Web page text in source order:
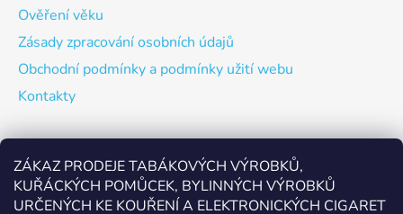
ZÁKAZ PRODEJE TABÁKOVÝCH VÝROBKŮ,
KUŘÁCKÝCH POMŮCEK, BYLINNÝCH VÝROBKŮ
URČENÝCH KE KOUŘENÍ A ELEKTRONICKÝCH CIGARET
Ověření věku
Zásady zpracování osobních údajů
Obchodní podmínky a podmínky užití webu
Kontakty
Odebírat newsletter
Vložte svůj e-mail a my vám budeme zasílat informace o